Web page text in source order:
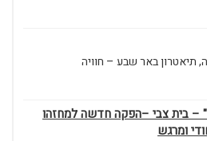
תיאטרון באר שבע – חוויה
– בית צבי –הפקה חדשה למחזהו
ומרגש